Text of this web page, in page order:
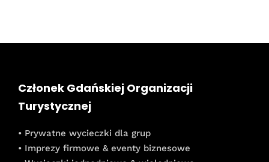
Członek Gdańskiej Organizacji
Turystycznej
• Prywatne wycieczki dla grup
• Imprezy firmowe & eventy biznesowe